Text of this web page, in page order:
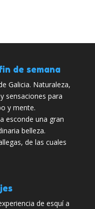
de semana
Galicia. Naturaleza,
sensaciones para
y mente.
esconde una gran
belleza.
de las cuales
de esquí a